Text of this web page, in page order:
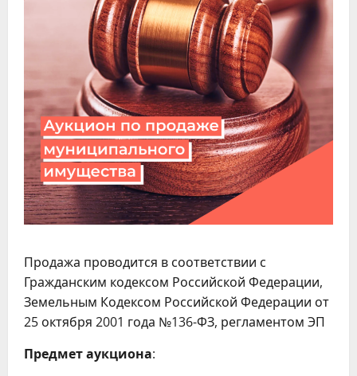
Продажа проводится в соответствии с
Гражданским кодексом Российской Федерации,
Земельным Кодексом Российской Федерации от
25 октября 2001 года №136-ФЗ, регламентом ЭП
Предмет аукциона: